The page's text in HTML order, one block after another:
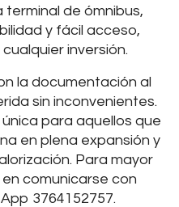
de ómnibus,
y fácil acceso,
inversión.
la documentación al
sin inconvenientes.
para aquellos que
en plena expansión y
Para mayor
comunicarse con
3764152757.